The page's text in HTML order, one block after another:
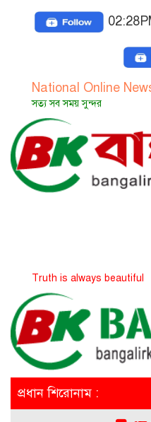
Online News Portal
সময় সুন্দর
is always beautiful
প্রধান শিরোনাম :